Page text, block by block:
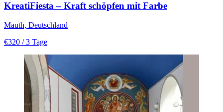
KreatiFiesta – Kraft schöpfen mit Farbe
Mauth, Deutschland
€320 / 3 Tage